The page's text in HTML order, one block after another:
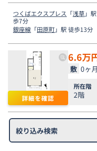
つくばエクスプレス 「浅草」
歩7分
銀座線 「田原町」駅 徒歩13分
詳細を確認
6.6万
敷 0ヶ月
所在階
2階
絞り込み検索